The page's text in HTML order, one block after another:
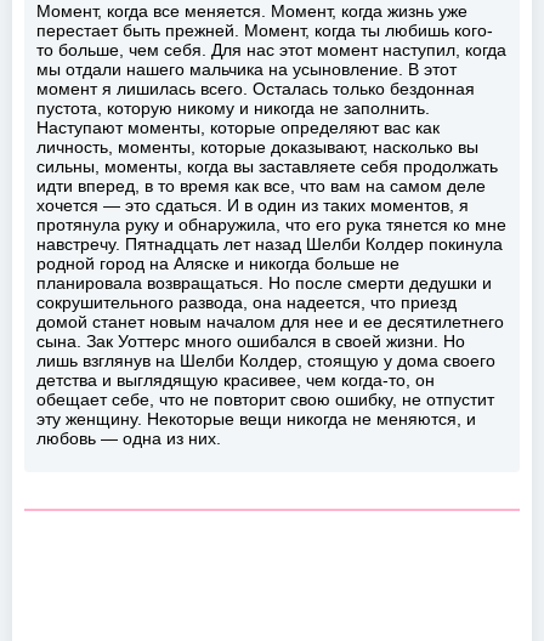
Момент, когда все меняется. Момент, когда жизнь уже
перестает быть прежней. Момент, когда ты любишь кого-
то больше, чем себя. Для нас этот момент наступил, когда
мы отдали нашего мальчика на усыновление. В этот
момент я лишилась всего. Осталась только бездонная
пустота, которую никому и никогда не заполнить.
Наступают моменты, которые определяют вас как
личность, моменты, которые доказывают, насколько вы
сильны, моменты, когда вы заставляете себя продолжать
идти вперед, в то время как все, что вам на самом деле
хочется — это сдаться. И в один из таких моментов, я
протянула руку и обнаружила, что его рука тянется ко мне
навстречу. Пятнадцать лет назад Шелби Колдер покинула
родной город на Аляске и никогда больше не
планировала возвращаться. Но после смерти дедушки и
сокрушительного развода, она надеется, что приезд
домой станет новым началом для нее и ее десятилетнего
сына. Зак Уоттерс много ошибался в своей жизни. Но
лишь взглянув на Шелби Колдер, стоящую у дома своего
детства и выглядящую красивее, чем когда-то, он
обещает себе, что не повторит свою ошибку, не отпустит
эту женщину. Некоторые вещи никогда не меняются, и
любовь — одна из них.